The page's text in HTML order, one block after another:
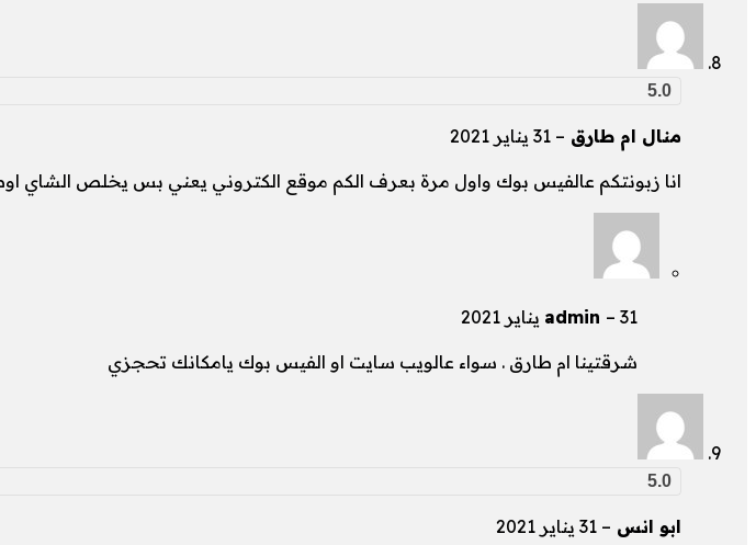
5.0
منال ام طارق – 31 يناير 2021
انا زبونتكم عالفيس بوك واول مرة بعرف الكم موقع الكتروني يعني بس يخلص الشاي
admin – 31 يناير 2021
شرقتينا ام طارق . سواء عالويب سايت او الفيس بوك يامكانك تحجزي
5.0
ابو انس – 31 يناير 2021